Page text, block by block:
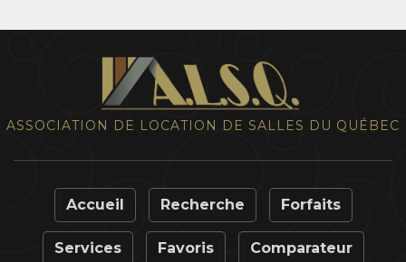
ASSOCIATION DE LOCATION DE SALLES DU QUÉBEC
Accueil Recherche Forfaits
Services Favoris Comparateur